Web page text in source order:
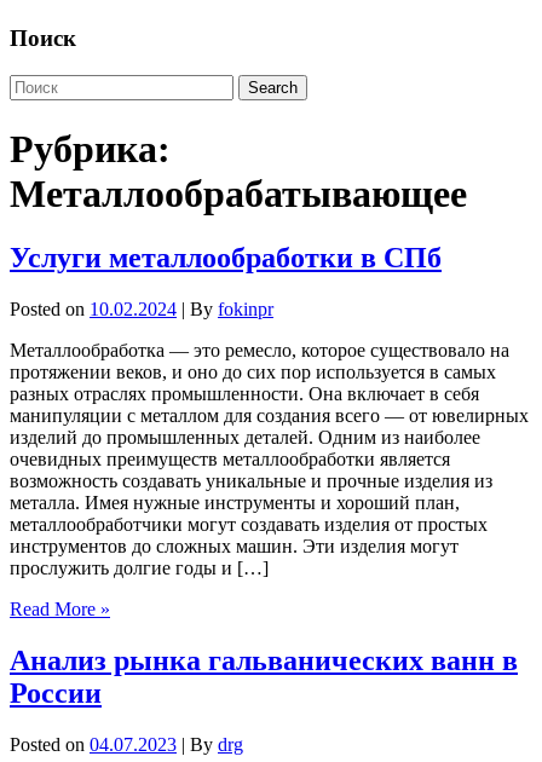
Поиск
Рубрика:
Металлообрабатывающее
Услуги металлообработки в СПб
Posted on 10.02.2024 | By fokinpr
Металлообработка — это ремесло, которое существовало на
протяжении веков, и оно до сих пор используется в самых
разных отраслях промышленности. Она включает в себя
манипуляции с металлом для создания всего — от ювелирных
изделий до промышленных деталей. Одним из наиболее
очевидных преимуществ металлообработки является
возможность создавать уникальные и прочные изделия из
металла. Имея нужные инструменты и хороший план,
металлообработчики могут создавать изделия от простых
инструментов до сложных машин. Эти изделия могут
прослужить долгие годы и […]
Read More »
Анализ рынка гальванических ванн в
России
Posted on 04.07.2023 | By drg